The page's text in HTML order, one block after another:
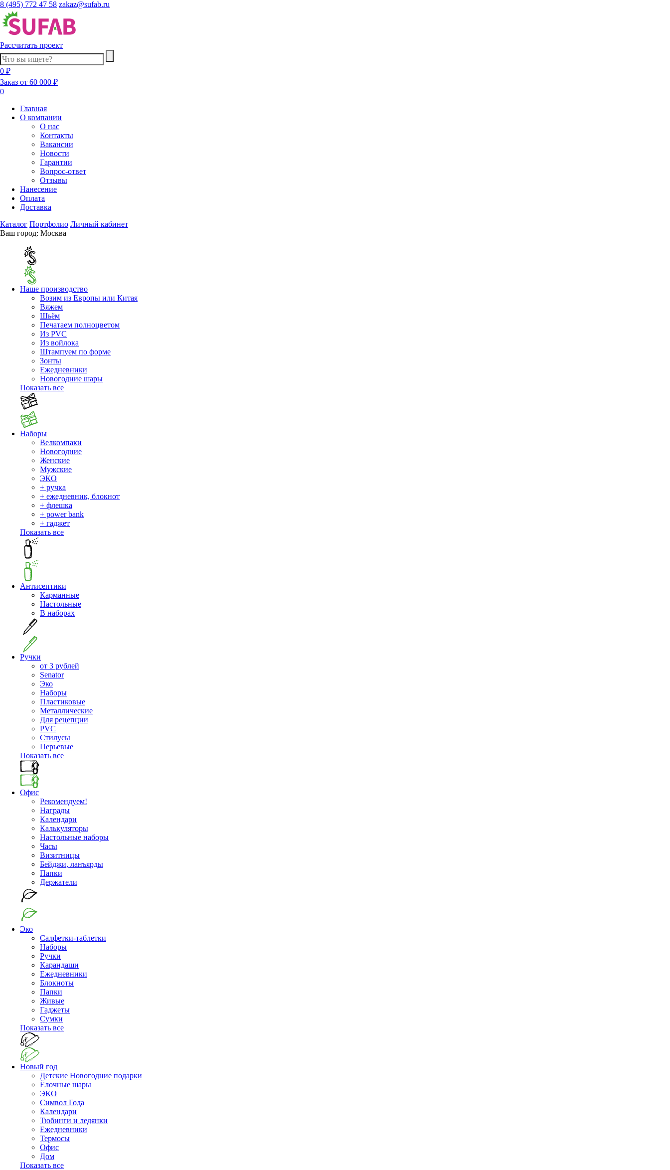
8 (495) 772 47 58 zakaz@sufab.ru
Рассчитать проект
0 ₽
Заказ от 60 000 ₽
0
Главная
О компании
О нас
Контакты
Вакансии
Новости
Гарантии
Вопрос-ответ
Отзывы
Нанесение
Оплата
Доставка
Каталог Портфолио Личный кабинет
Ваш город: Москва
Наше производство
Возим из Европы или Китая
Вяжем
Шьём
Печатаем полноцветом
Из PVC
Из войлока
Штампуем по форме
Зонты
Ежедневники
Новогодние шары
Показать все
Наборы
Велкомпаки
Новогодние
Женские
Мужские
ЭКО
+ ручка
+ ежедневник, блокнот
+ флешка
+ power bank
+ гаджет
Показать все
Антисептики
Карманные
Настольные
В наборах
Ручки
от 3 рублей
Senator
Эко
Наборы
Пластиковые
Металлические
Для рецепции
PVC
Стилусы
Перьевые
Показать все
Офис
Рекомендуем!
Награды
Календари
Калькуляторы
Настольные наборы
Часы
Визитницы
Бейджи, ланъярды
Папки
Держатели
Эко
Салфетки-таблетки
Наборы
Ручки
Карандаши
Ежедневники
Блокноты
Папки
Живые
Гаджеты
Сумки
Показать все
Новый год
Детские Новогодние подарки
Ёлочные шары
ЭКО
Символ Года
Календари
Тюбинги и ледянки
Ежедневники
Термосы
Офис
Дом
Показать все